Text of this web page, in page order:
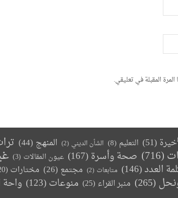
المقبلة في تعليقي.
(51) التعليم (8) الشأن الديني (2) المنهج (44)
(716) صحة وأسرة(167) عيون المقالات (3)
العدد(146) متابعات (2) مجتمع (26) مختارات (20)
(265) منبر القراء(25) منوعات(123) واحة